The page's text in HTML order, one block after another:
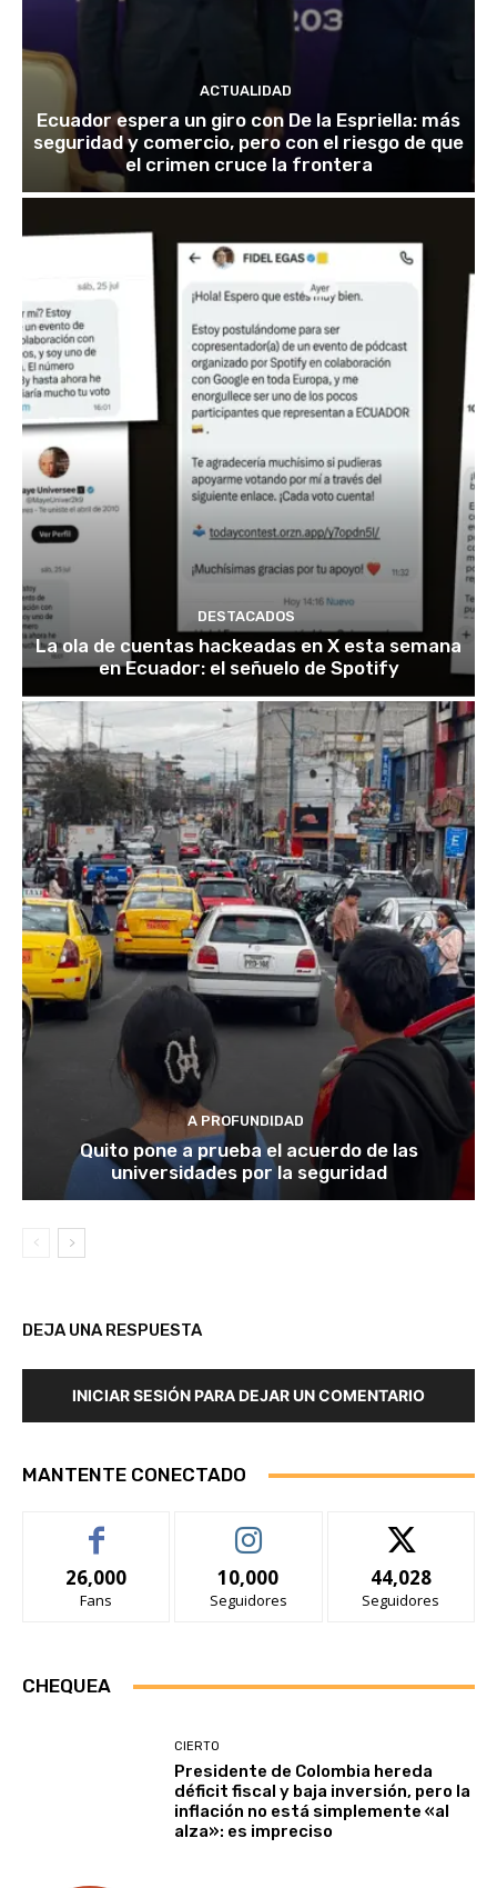
ACTUALIDAD
Ecuador espera un giro con De la Espriella: más
seguridad y comercio, pero con el riesgo de que
el crimen cruce la frontera
DESTACADOS
La ola de cuentas hackeadas en X esta semana
en Ecuador: el señuelo de Spotify
A PROFUNDIDAD
Quito pone a prueba el acuerdo de las
universidades por la seguridad
DEJA UNA RESPUESTA
INICIAR SESIÓN PARA DEJAR UN COMENTARIO
MANTENTE CONECTADO
26,000
Fans
10,000
Seguidores
44,028
Seguidores
CHEQUEA
CIERTO
Presidente de Colombia hereda
déficit fiscal y baja inversión, pero la
inflación no está simplemente «al
alza»: es impreciso